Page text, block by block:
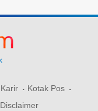
Karir
Kotak Pos
Disclaimer